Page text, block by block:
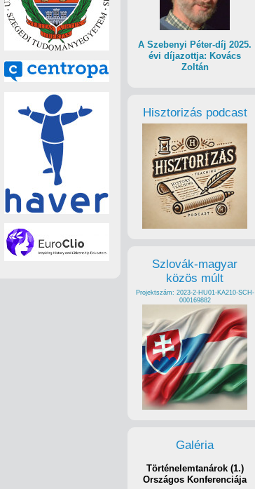
A Szebenyi Péter-díj 2025.
évi díjazottja: Kovács
Zoltán
Hisztorizás podcast
Szlovák-magyar
közös múlt
Projektszám: 2023-2-HU01-KA210-SCH-
000169882
Galéria
Történelemtanárok (1.)
Országos Konferenciája